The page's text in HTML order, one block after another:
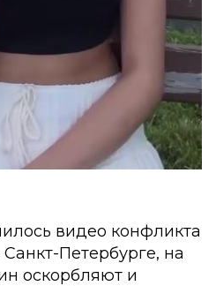
видео конфликта
Петербурге, на
оскорбляют и